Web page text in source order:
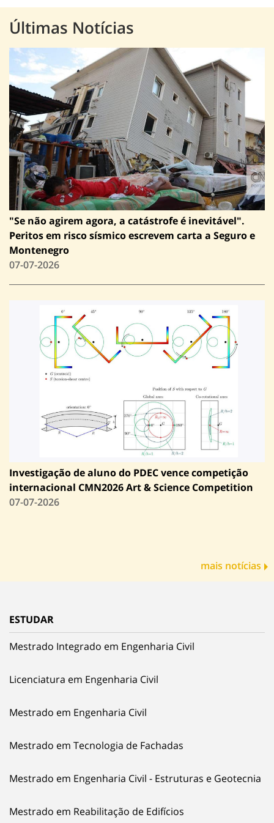
Últimas Notícias
"Se não agirem agora, a catástrofe é inevitável".
Peritos em risco sísmico escrevem carta a Seguro e
Montenegro
07-07-2026
Investigação de aluno do PDEC vence competição
internacional CMN2026 Art & Science Competition
07-07-2026
mais notícias
ESTUDAR
Mestrado Integrado em Engenharia Civil
Licenciatura em Engenharia Civil
Mestrado em Engenharia Civil
Mestrado em Tecnologia de Fachadas
Mestrado em Engenharia Civil - Estruturas e Geotecnia
Mestrado em Reabilitação de Edifícios